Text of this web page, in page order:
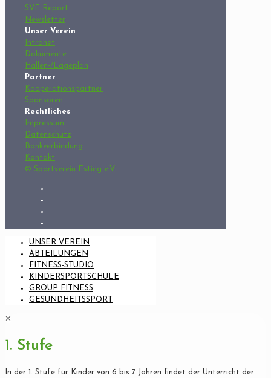
SVE Report
Newsletter
Unser Verein
Intranet
Dokumente
Hallen-/Lageplan
Partner
Kooperationspartner
Sponsoren
Rechtliches
Impressum
Datenschutz
Bankverbindung
Kontakt
© Sportverein Esting e.V.
UNSER VEREIN
ABTEILUNGEN
FITNESS-STUDIO
KINDERSPORTSCHULE
GROUP FITNESS
GESUNDHEITSSPORT
✕
1. Stufe
In der 1. Stufe für Kinder von 6 bis 7 Jahren findet der Unterricht der